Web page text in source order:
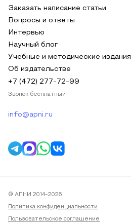
Заказать написание статьи
Вопросы и ответы
Интервью
Научный блог
Учебные и методические издания
Об издательстве
+7 (472) 277-72-99
Звонок бесплатный
info@apni.ru
© АПНИ 2014-2026
Политика конфиденциальности
Пользовательское соглашение